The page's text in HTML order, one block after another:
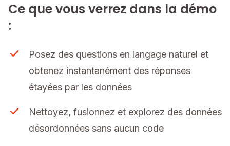
Ce que vous verrez dans la démo
:
Posez des questions en langage naturel et
obtenez instantanément des réponses
étayées par les données
Nettoyez, fusionnez et explorez des données
désordonnées sans aucun code